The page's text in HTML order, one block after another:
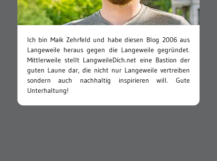
Ich bin Maik Zehrfeld und habe diesen Blog 2006 aus
Langeweile heraus gegen die Langeweile gegründet.
Mittlerweile stellt LangweileDich.net eine Bastion der
guten Laune dar, die nicht nur Langeweile vertreiben
sondern auch nachhaltig inspirieren will. Gute
Unterhaltung!